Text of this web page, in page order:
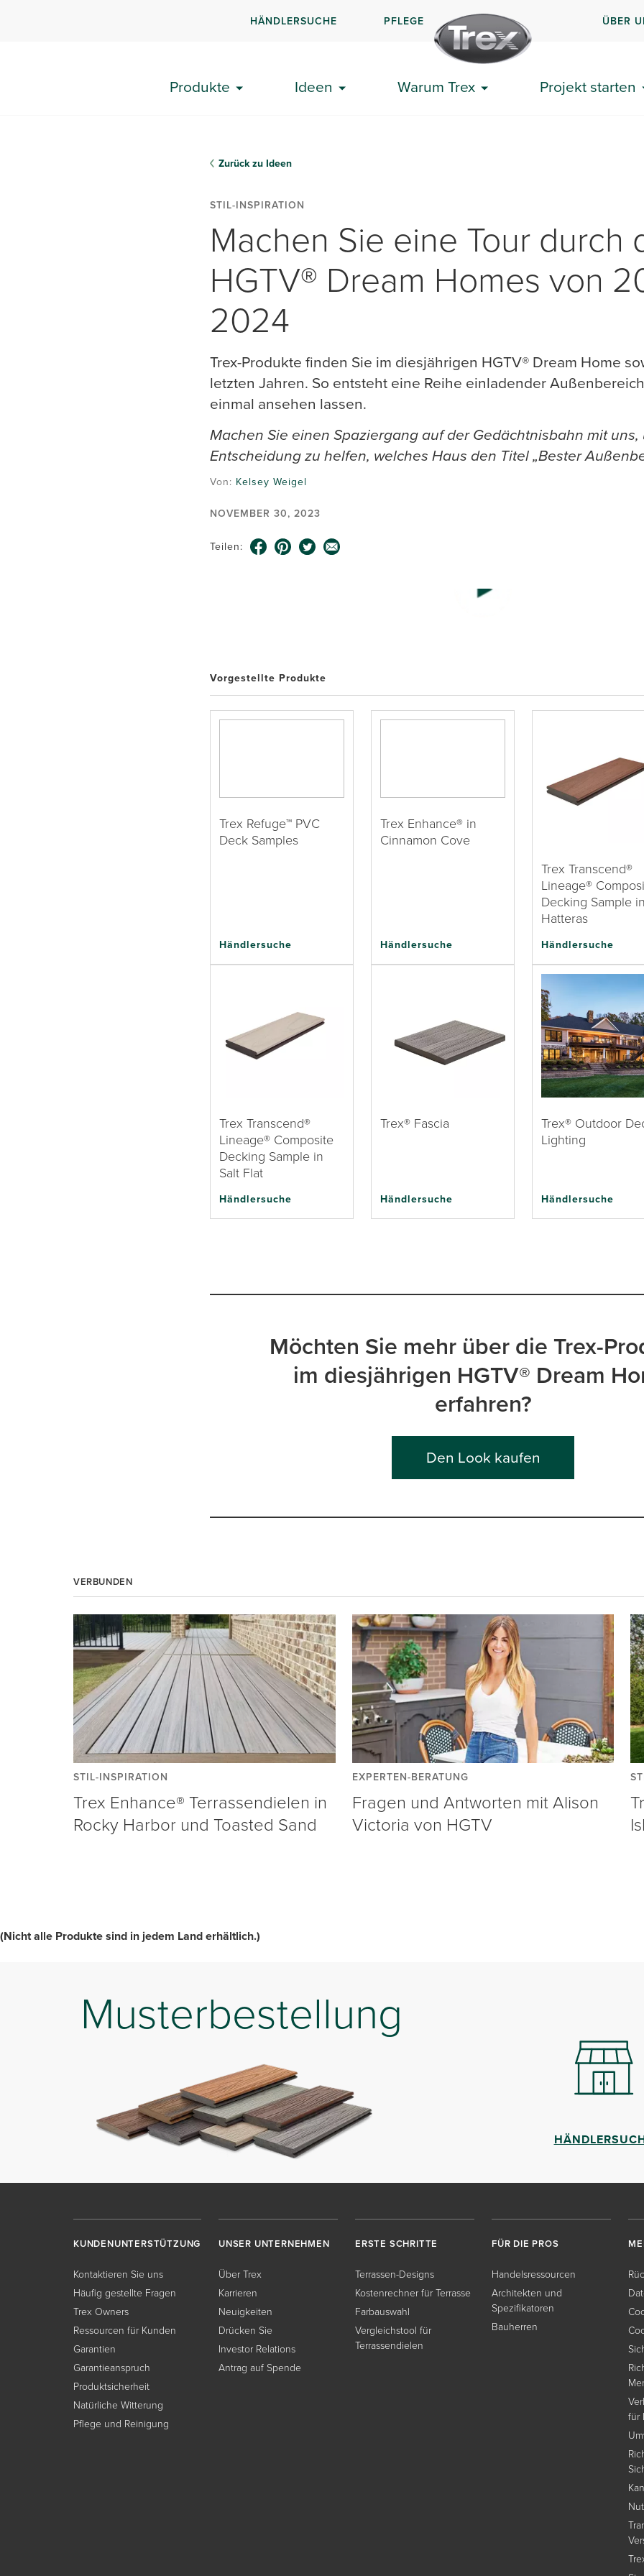
HÄNDLERSUCHE PFLEGE ÜBER
Produkte Ideen Warum Trex Projekt starten
Zurück zu Ideen
STIL-INSPIRATION
Machen Sie eine Tour durch
HGTV® Dream Homes von
2024
Trex-Produkte finden Sie im diesjährigen HGTV® Dream Home
letzten Jahren. So entsteht eine Reihe einladender
einmal ansehen lassen.
Machen Sie einen Spaziergang auf der Gedächtnisbahn mit
Entscheidung zu helfen, welches Haus den Titel „Bester
Von: Kelsey Weigel
NOVEMBER 30, 2023
Teilen:
Vorgestellte Produkte
Trex Refuge™ PVC
Deck Samples
Händlersuche
Trex Enhance® in
Cinnamon Cove
Händlersuche
Trex Transcend®
Lineage®
Decking Sample
Hatteras
Händlersuche
Trex Transcend®
Lineage® Composite
Decking Sample in
Salt Flat
Händlersuche
Trex® Fascia
Händlersuche
Trex® Outdoor
Lighting
Händlersuche
Möchten Sie mehr über die Trex-
im diesjährigen HGTV® Dream
erfahren?
Den Look kaufen
VERBUNDEN
STIL-INSPIRATION
Trex Enhance® Terrassendielen in
Rocky Harbor und Toasted Sand
EXPERTEN-BERATUNG
Fragen und Antworten mit Alison
Victoria von HGTV
(Nicht alle Produkte sind in jedem Land erhältlich.)
Musterbestellung
KUNDENUNTERSTÜTZUNG
Kontaktieren Sie uns
Häufig gestellte Fragen
Trex Owners
Ressourcen für Kunden
Garantien
Garantieanspruch
Produktsicherheit
Natürliche Witterung
Pflege und Reinigung
UNSER UNTERNEHMEN
Über Trex
Karrieren
Neuigkeiten
Drücken Sie
Investor Relations
Antrag auf Spende
ERSTE SCHRITTE
Terrassen-Designs
Kostenrechner für Terrasse
Farbauswahl
Vergleichstool für
Terrassendielen
FÜR DIE PROS
Handelsressourcen
Architekten und
Spezifikatoren
Bauherren
für